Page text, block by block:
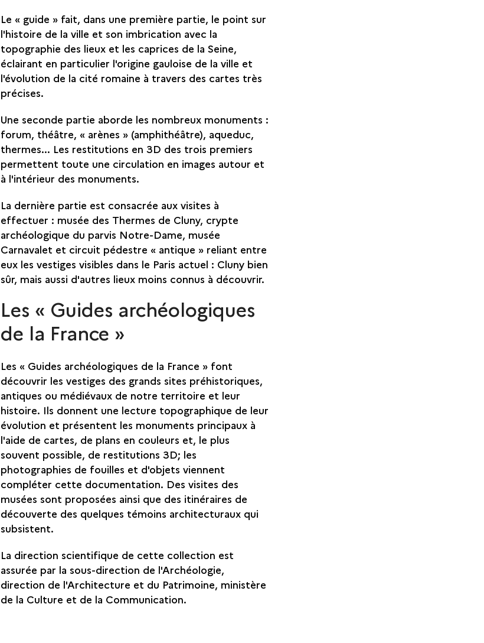
Le « guide » fait, dans une première partie, le point sur
l'histoire de la ville et son imbrication avec la
topographie des lieux et les caprices de la Seine,
éclairant en particulier l'origine gauloise de la ville et
l'évolution de la cité romaine à travers des cartes très
précises.
Une seconde partie aborde les nombreux monuments :
forum, théâtre, « arènes » (amphithéâtre), aqueduc,
thermes... Les restitutions en 3D des trois premiers
permettent toute une circulation en images autour et
à l'intérieur des monuments.
La dernière partie est consacrée aux visites à
effectuer : musée des Thermes de Cluny, crypte
archéologique du parvis Notre-Dame, musée
Carnavalet et circuit pédestre « antique » reliant entre
eux les vestiges visibles dans le Paris actuel : Cluny bien
sûr, mais aussi d'autres lieux moins connus à découvrir.
Les « Guides archéologiques
de la France »
Les « Guides archéologiques de la France » font
découvrir les vestiges des grands sites préhistoriques,
antiques ou médiévaux de notre territoire et leur
histoire. Ils donnent une lecture topographique de leur
évolution et présentent les monuments principaux à
l'aide de cartes, de plans en couleurs et, le plus
souvent possible, de restitutions 3D; les
photographies de fouilles et d'objets viennent
compléter cette documentation. Des visites des
musées sont proposées ainsi que des itinéraires de
découverte des quelques témoins architecturaux qui
subsistent.
La direction scientifique de cette collection est
assurée par la sous-direction de l'Archéologie,
direction de l'Architecture et du Patrimoine, ministère
de la Culture et de la Communication.